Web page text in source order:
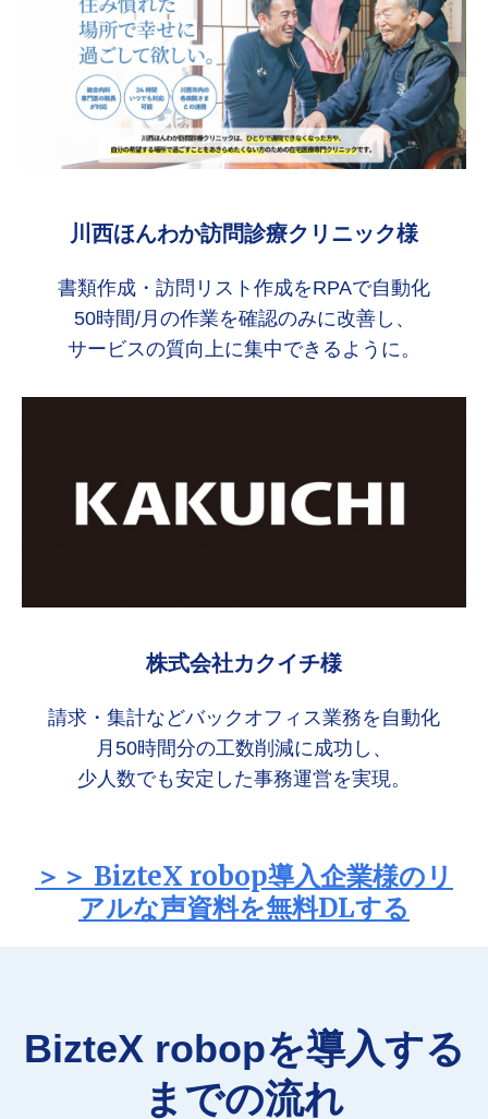
川西ほんわか訪問診療クリニック様
書類作成・訪問リスト作成をRPAで自動化
50時間/月の作業を確認のみに改善し、
サービスの質向上に集中できるように 。
株式会社カクイチ様
請求・集計などバックオフィス業務を自動化
月50時間分の工数削減に成功し、
少人数でも安定した事務運営を実現。
＞＞ BizteX robop導入企業様のリ
アルな声資料を無料DLする
BizteX robopを導入する
までの流れ